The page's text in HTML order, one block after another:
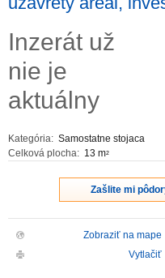
REKLAMA
PARTNERI
OBCHODNÉ PODMIENKY
Inzerát už
nie je
aktuálny
Kategória: Samostatne stojaca
Celková plocha: 13 m2
Zašlite mi
Zobraziť na mape
Vytlačiť